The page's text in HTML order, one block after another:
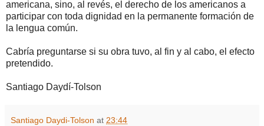
americana, sino, al revés, el derecho de los americanos a
participar con toda dignidad en la permanente formación de
la lengua común.
Cabría preguntarse si su obra tuvo, al fin y al cabo, el efecto
pretendido.
Santiago Daydí-Tolson
Santiago Daydi-Tolson at 23:44